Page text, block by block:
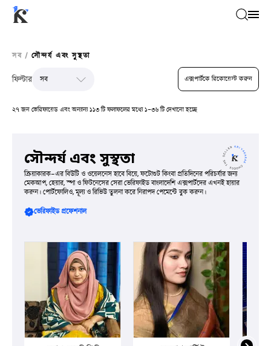
সব / সৌন্দর্য এবং সুস্থতা
ফিল্টার এক্সপার্টকে রিকোয়েস্ট করুন
২৭ জন ভেরিফায়েড এবং অন্যান্য ১১৩ টি ফলাফলের মধ্যে ১-৩৬ টি দেখানো হচ্ছে
সৌন্দর্য এবং সুস্থতা
ক্রিয়াকারক-এর বিউটি ও ওয়েলনেস হাবে বিয়ে, ফটোশুট কিংবা প্রতিদিনের পরিচর্যার জন্য
মেকআপ, হেয়ার, স্পা ও ফিটনেসের সেরা ভেরিফাইড বাংলাদেশি এক্সপার্টদের এখনই হায়ার
করুন। পোর্টফোলিও, মূল্য ও রিভিউ তুলনা করে নিরাপদ পেমেন্টে বুক করুন।
ভেরিফাইড প্রফেশনাল